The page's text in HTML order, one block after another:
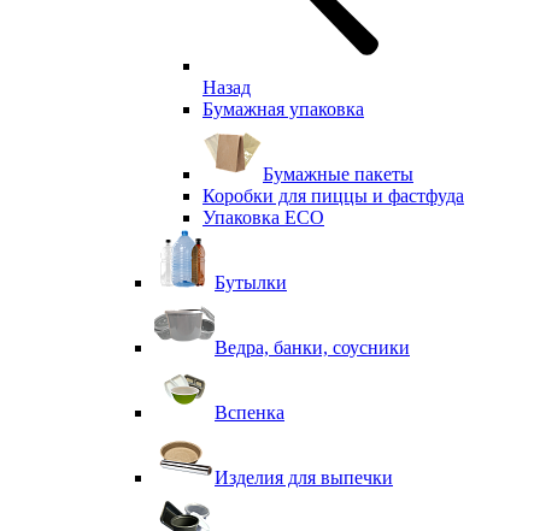
Назад
Бумажная упаковка
Бумажные пакеты
Коробки для пиццы и фастфуда
Упаковка ECO
Бутылки
Ведра, банки, соусники
Вспенка
Изделия для выпечки